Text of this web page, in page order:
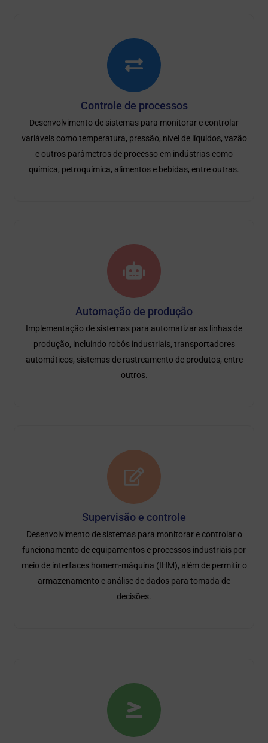
Controle de processos
Desenvolvimento de sistemas para monitorar e controlar
variáveis ​​como temperatura, pressão, nível de líquidos, vazão
e outros parâmetros de processo em indústrias como
química, petroquímica, alimentos e bebidas, entre outras.
Automação de produção
Implementação de sistemas para automatizar as linhas de
produção, incluindo robôs industriais, transportadores
automáticos, sistemas de rastreamento de produtos, entre
outros.
Supervisão e controle
Desenvolvimento de sistemas para monitorar e controlar o
funcionamento de equipamentos e processos industriais por
meio de interfaces homem-máquina (IHM), além de permitir o
armazenamento e análise de dados para tomada de
decisões.